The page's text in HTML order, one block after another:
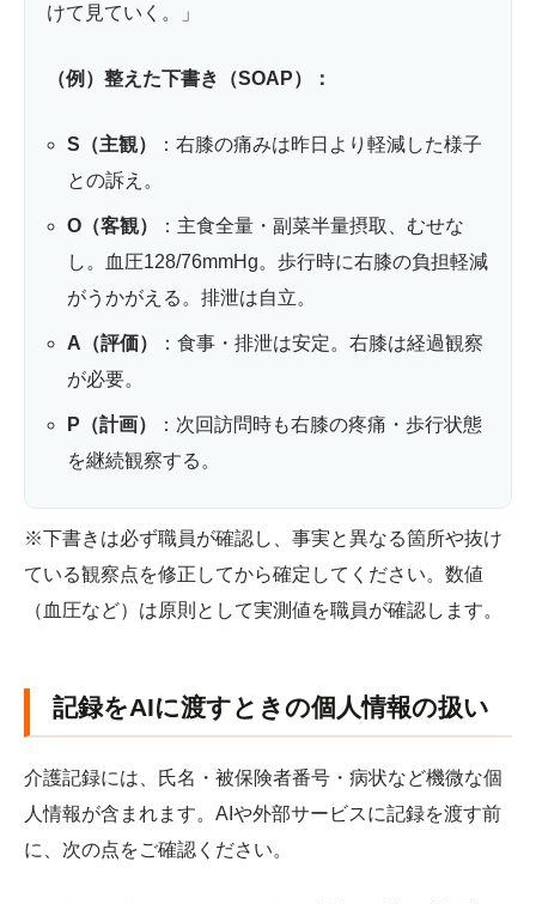
けて見ていく。」
（例）整えた下書き（SOAP）：
S（主観）
：右膝の痛みは昨日より軽減した様子
との訴え。
O（客観）
：主食全量・副菜半量摂取、むせな
し。血圧128/76mmHg。歩行時に右膝の負担軽減
がうかがえる。排泄は自立。
A（評価）
：食事・排泄は安定。右膝は経過観察
が必要。
P（計画）
：次回訪問時も右膝の疼痛・歩行状態
を継続観察する。
※下書きは必ず職員が確認し、事実と異なる箇所や抜け
ている観察点を修正してから確定してください。数値
（血圧など）は原則として実測値を職員が確認します。
記録をAIに渡すときの個人情報の扱い
介護記録には、氏名・被保険者番号・病状など機微な個
人情報が含まれます。AIや外部サービスに記録を渡す前
に、次の点をご確認ください。